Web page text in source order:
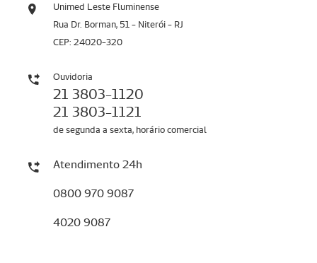
Unimed Leste Fluminense
Rua Dr. Borman, 51 - Niterói - RJ
CEP: 24020-320
Ouvidoria
21 3803-1120
21 3803-1121
de segunda a sexta, horário comercial
Atendimento 24h
0800 970 9087
4020 9087